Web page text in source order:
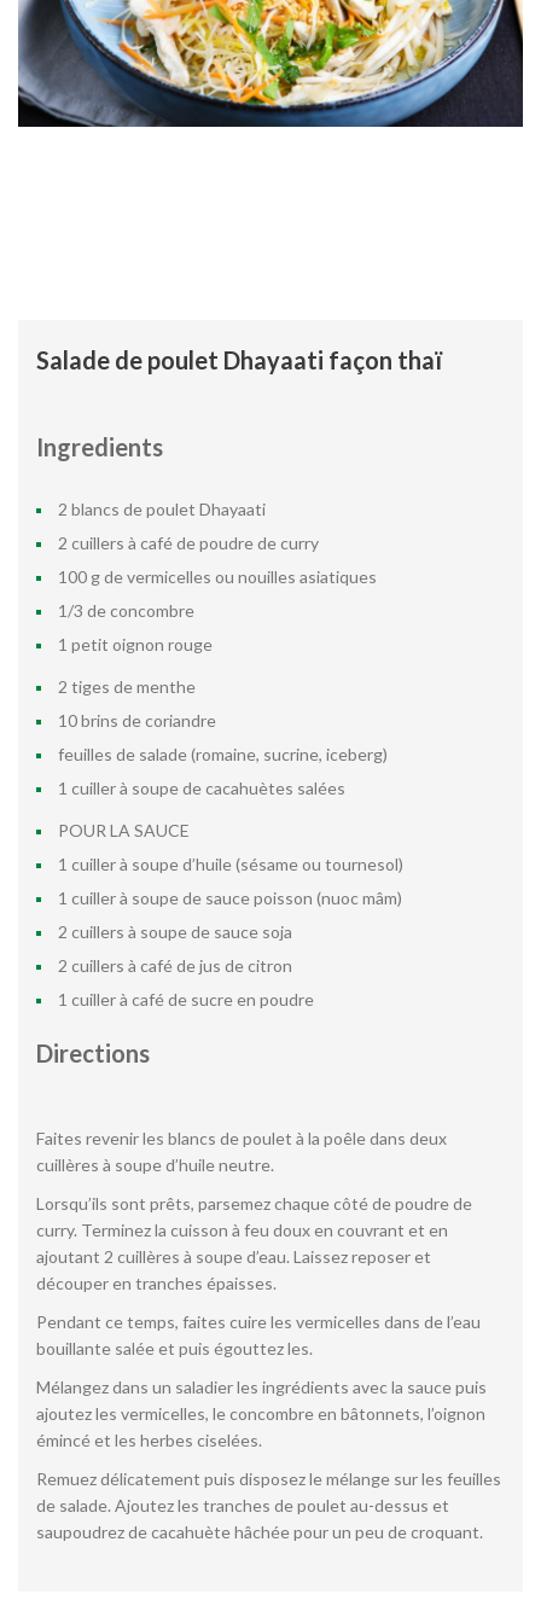
Salade de poulet Dhayaati façon thaï
Ingredients
2 blancs de poulet Dhayaati
2 cuillers à café de poudre de curry
100 g de vermicelles ou nouilles asiatiques
1/3 de concombre
1 petit oignon rouge
2 tiges de menthe
10 brins de coriandre
feuilles de salade (romaine, sucrine, iceberg)
1 cuiller à soupe de cacahuètes salées
POUR LA SAUCE
1 cuiller à soupe d’huile (sésame ou tournesol)
1 cuiller à soupe de sauce poisson (nuoc mâm)
2 cuillers à soupe de sauce soja
2 cuillers à café de jus de citron
1 cuiller à café de sucre en poudre
Directions
Faites revenir les blancs de poulet à la poêle dans deux
cuillères à soupe d’huile neutre.
Lorsqu’ils sont prêts, parsemez chaque côté de poudre de
curry. Terminez la cuisson à feu doux en couvrant et en
ajoutant 2 cuillères à soupe d’eau. Laissez reposer et
découper en tranches épaisses.
Pendant ce temps, faites cuire les vermicelles dans de l’eau
bouillante salée et puis égouttez les.
Mélangez dans un saladier les ingrédients avec la sauce puis
ajoutez les vermicelles, le concombre en bâtonnets, l’oignon
émincé et les herbes ciselées.
Remuez délicatement puis disposez le mélange sur les feuilles
de salade. Ajoutez les tranches de poulet au-dessus et
saupoudrez de cacahuète hâchée pour un peu de croquant.